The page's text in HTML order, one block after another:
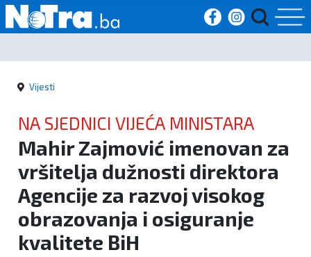
Početna
Vijesti
Sport
Kultura
Crna
kronika
Vijesti
NA SJEDNICI VIJEĆA MINISTARA
Mahir Zajmović imenovan za
vršitelja dužnosti direktora
Agencije za razvoj visokog
obrazovanja i osiguranje
kvalitete BiH